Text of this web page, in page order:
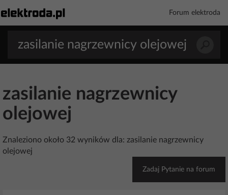
Forum elektroda
zasilanie nagrzewnicy
olejowej
Znaleziono około 32 wyników dla: zasilanie nagrzewnicy
olejowej
Zadaj Pytanie na forum